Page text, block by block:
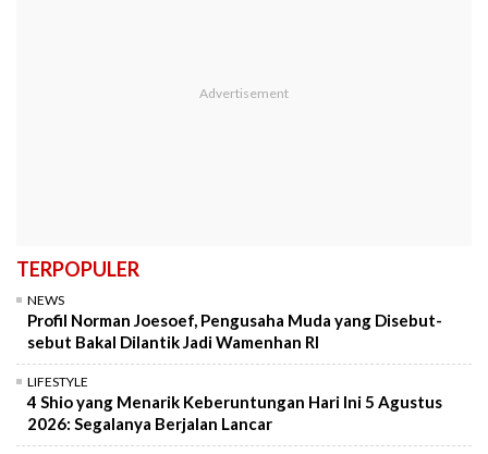
TERPOPULER
NEWS
Profil Norman Joesoef, Pengusaha Muda yang Disebut-
sebut Bakal Dilantik Jadi Wamenhan RI
LIFESTYLE
4 Shio yang Menarik Keberuntungan Hari Ini 5 Agustus
2026: Segalanya Berjalan Lancar